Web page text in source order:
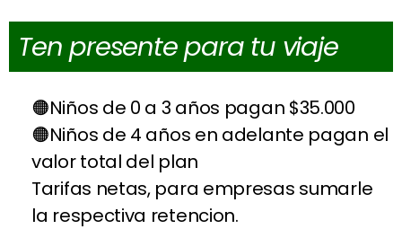
Ten presente para tu viaje
Niños de 0 a 3 años pagan $35.000
Niños de 4 años en adelante pagan el
valor total del plan
Tarifas netas, para empresas sumarle
la respectiva retencion.